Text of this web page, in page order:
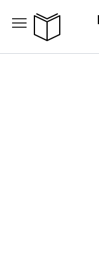
содержанию